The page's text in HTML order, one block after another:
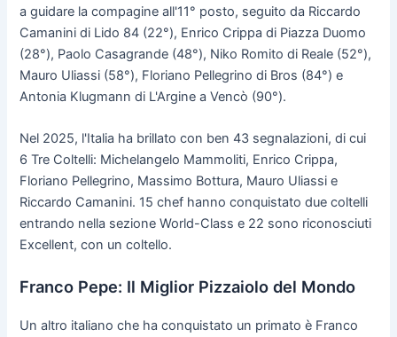
a guidare la compagine all'11° posto, seguito da Riccardo
Camanini di Lido 84 (22°), Enrico Crippa di Piazza Duomo
(28°), Paolo Casagrande (48°), Niko Romito di Reale (52°),
Mauro Uliassi (58°), Floriano Pellegrino di Bros (84°) e
Antonia Klugmann di L'Argine a Vencò (90°).
Nel 2025, l'Italia ha brillato con ben 43 segnalazioni, di cui
6 Tre Coltelli: Michelangelo Mammoliti, Enrico Crippa,
Floriano Pellegrino, Massimo Bottura, Mauro Uliassi e
Riccardo Camanini. 15 chef hanno conquistato due coltelli
entrando nella sezione World-Class e 22 sono riconosciuti
Excellent, con un coltello.
Franco Pepe: Il Miglior Pizzaiolo del Mondo
Un altro italiano che ha conquistato un primato è Franco